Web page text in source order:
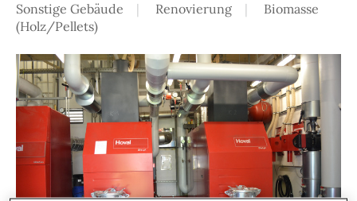
Sonstige Gebäude Renovierung
Biomasse
(Holz/Pellets)